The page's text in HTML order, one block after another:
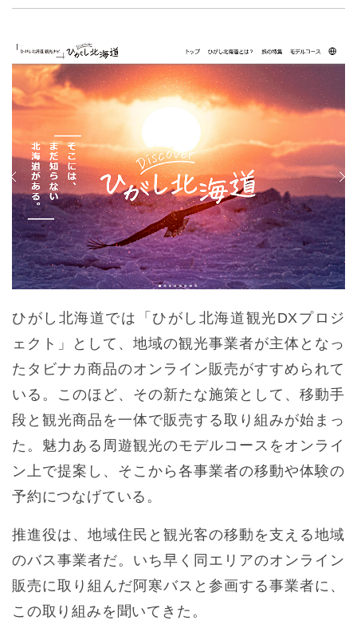
ひがし北海道では「ひがし北海道観光DXプロジ
ェクト」として、地域の観光事業者が主体となっ
たタビナカ商品のオンライン販売がすすめられて
いる。このほど、その新たな施策として、移動手
段と観光商品を一体で販売する取り組みが始まっ
た。魅力ある周遊観光のモデルコースをオンライ
ン上で提案し、そこから各事業者の移動や体験の
予約につなげている。
推進役は、地域住民と観光客の移動を支える地域
のバス事業者だ。いち早く同エリアのオンライン
販売に取り組んだ阿寒バスと参画する事業者に、
この取り組みを聞いてきた。